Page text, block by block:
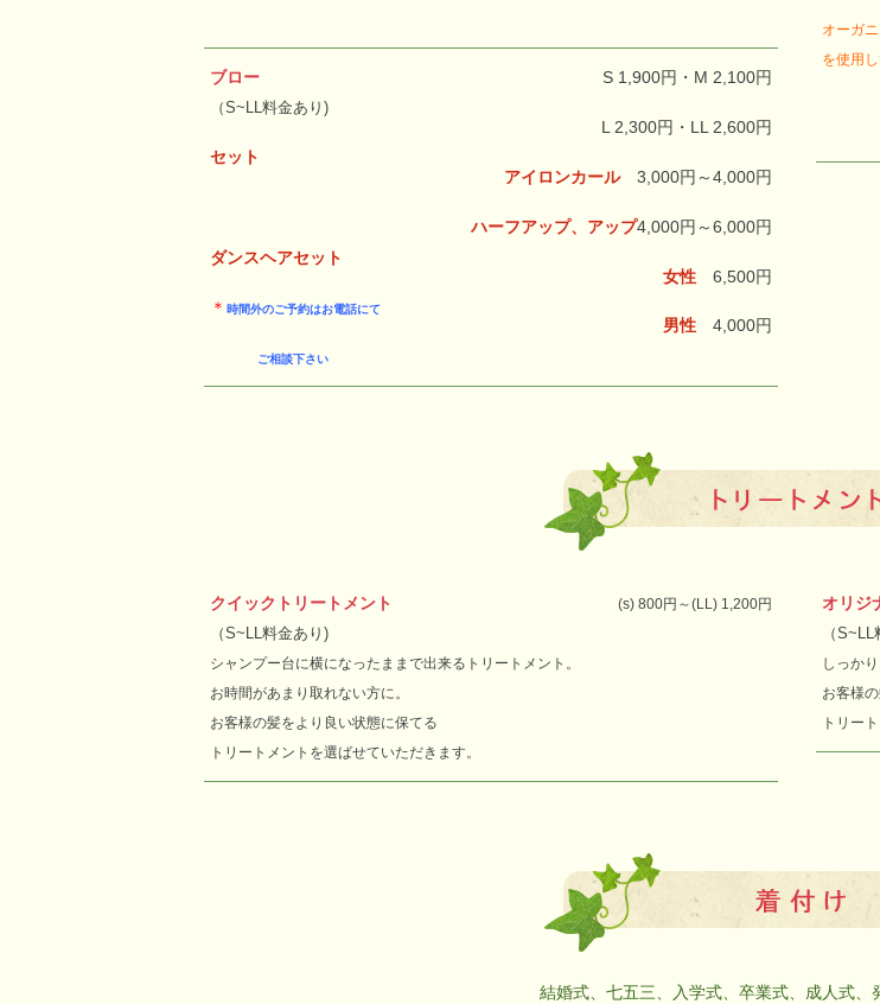
ブロー
（S~LL料金あり)
セット
ダンスヘアセット
＊ 時間外のご予約はお電話にて
ご相談下さい
S 1,900円・M 2,100円
L 2,300円・LL 2,600円
アイロンカール3,000円～4,000円
ハーフアップ、アップ4,000円～6,000円
女性 6,500円
男性 4,000円
オーガ
を使用し
クイックトリートメント
（S~LL料金あり)
シャンプー台に横になったままで出来る トリートメント。
お時間があまり取れない方に。
お客様の髪をより良い状態に保てる
トリートメントを選ばせていただきます。
(s) 800円～(LL) 1,200円 オリジ
（
しっか
お客様
トリー
結婚式、七五三、入学式、卒業式、成人式、